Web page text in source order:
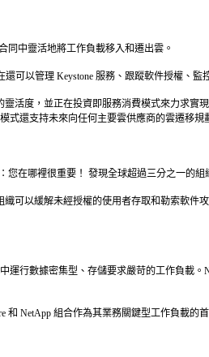
同中靈活地將工作負載移入和遷出雲。
可以管理 Keystone 服務、跟蹤軟件授權、
活度，並正在投資即服務消費模式來力求
還支持未來向任何主要雲供應商的雲遷移規
在哪裡很重要！ 發現全球超過三分之一的
可以緩解未經授權的使用者存取和勒索軟
行數據密集型、存儲要求嚴苛的工作負載
和 NetApp 組合作為其業務關鍵型工作負